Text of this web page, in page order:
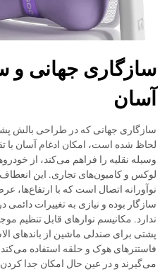
سازگاری جهانی
آسان
سازگاری جهانی که در طراحی بالش
لحاظ شده است، امکان ادغام آسان با
لوکس و کامیون‌های تجاری. این
نوآورانه اتصال است که با
سازگار بوده و نیازی به تغییرات
ندارد. مکانیسم نوارهای قابل تنظیم
پشتی برای صندلی ماشین از باندهای
فاستنرهای هوک و حلقه استفاده
می‌گیرند و در عین حال امکان جدا